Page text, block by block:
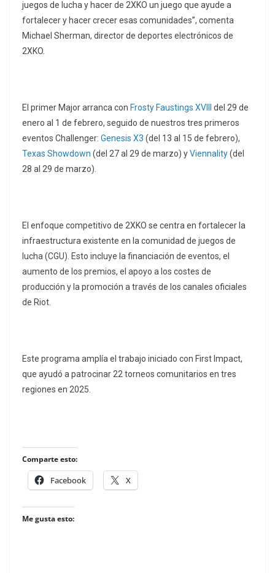
juegos de lucha y hacer de 2XKO un juego que ayude a
fortalecer y hacer crecer esas comunidades”, comenta
Michael Sherman, director de deportes electrónicos de
2XKO.
El primer Major arranca con Frosty Faustings XVIII
del 29 de
enero al 1 de febrero, seguido de nuestros tres primeros
eventos Challenger: Genesis X3 (del 13 al 15 de febrero),
Texas Showdown (del 27 al 29 de marzo) yViennality(del
28 al 29 de marzo).
El enfoque competitivo de 2XKO se centra en fortalecer la
infraestructura existente en la comunidad de juegos de
lucha (CGU). Esto incluye la financiación de eventos, el
aumento de los premios, el apoyo a los costes de
producción y la promoción a través de los canales oficiales
de Riot.
Este programa amplía el trabajo iniciado con First Impact,
que ayudó a patrocinar 22 torneos comunitarios en tres
regiones en 2025.
Comparte esto:
Facebook X
Me gusta esto: